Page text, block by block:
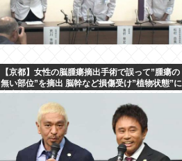
【京都】女性の脳腫瘍摘出手術で誤って”腫瘍の
無い部位”を摘出 脳幹など損傷受け”植物状態”に
京大病院